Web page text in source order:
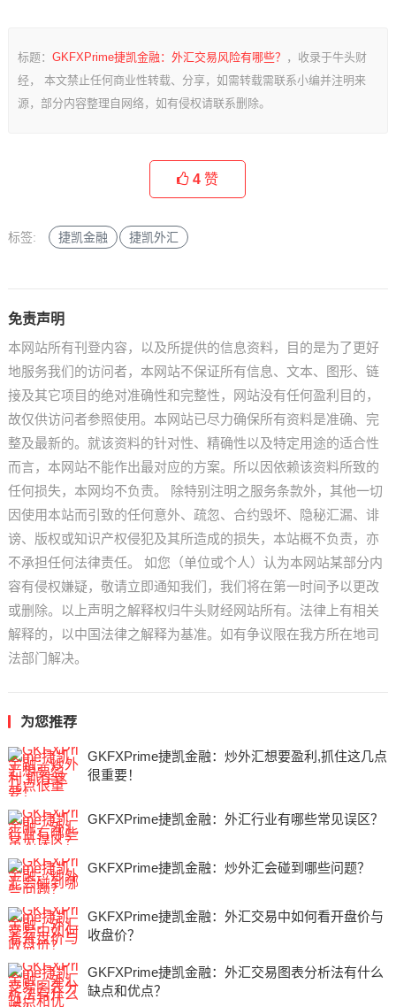
标题： GKFXPrime捷凯金融：外汇交易风险有哪些？ ，收录于牛头财
经， 本文禁止任何商业性转载、分享，如需转载需联系小编并注明来
源，部分内容整理自网络，如有侵权请联系删除。
4 赞
标签: 捷凯金融 捷凯外汇
免责声明
本网站所有刊登内容，以及所提供的信息资料，目的是为了更好
地服务我们的访问者，本网站不保证所有信息、文本、图形、链
接及其它项目的绝对准确性和完整性，网站没有任何盈利目的，
故仅供访问者参照使用。本网站已尽力确保所有资料是准确、完
整及最新的。就该资料的针对性、精确性以及特定用途的适合性
而言，本网站不能作出最对应的方案。所以因依赖该资料所致的
任何损失，本网均不负责。 除特别注明之服务条款外，其他一切
因使用本站而引致的任何意外、疏忽、合约毁坏、隐秘汇漏、诽
谤、版权或知识产权侵犯及其所造成的损失，本站概不负责，亦
不承担任何法律责任。 如您（单位或个人）认为本网站某部分内
容有侵权嫌疑，敬请立即通知我们，我们将在第一时间予以更改
或删除。以上声明之解释权归牛头财经网站所有。法律上有相关
解释的，以中国法律之解释为基准。如有争议限在我方所在地司
法部门解决。
为您推荐
GKFXPrime捷凯金融：炒外汇想要盈利,抓住这几点
很重要！
GKFXPrime捷凯金融：外汇行业有哪些常见误区？
GKFXPrime捷凯金融：炒外汇会碰到哪些问题？
GKFXPrime捷凯金融：外汇交易中如何看开盘价与
收盘价？
GKFXPrime捷凯金融：外汇交易图表分析法有什么
缺点和优点？